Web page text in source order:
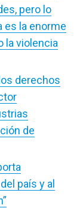
pero lo
es la enorme
la violencia
derechos
de
país y al